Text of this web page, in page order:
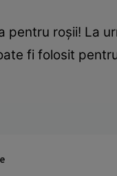
pentru roșii! La
fi folosit